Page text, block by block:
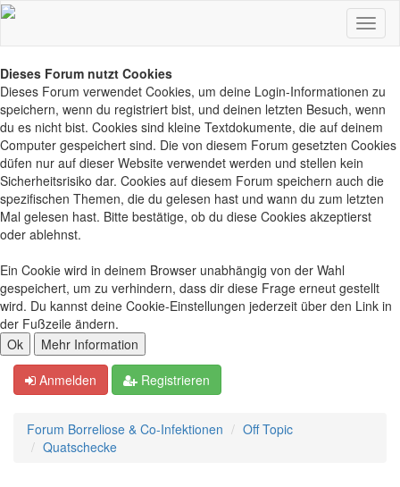
Dieses Forum nutzt Cookies
Dieses Forum verwendet Cookies, um deine Login-Informationen zu
speichern, wenn du registriert bist, und deinen letzten Besuch, wenn
du es nicht bist. Cookies sind kleine Textdokumente, die auf deinem
Computer gespeichert sind. Die von diesem Forum gesetzten Cookies
düfen nur auf dieser Website verwendet werden und stellen kein
Sicherheitsrisiko dar. Cookies auf diesem Forum speichern auch die
spezifischen Themen, die du gelesen hast und wann du zum letzten
Mal gelesen hast. Bitte bestätige, ob du diese Cookies akzeptierst
oder ablehnst.
Ein Cookie wird in deinem Browser unabhängig von der Wahl
gespeichert, um zu verhindern, dass dir diese Frage erneut gestellt
wird. Du kannst deine Cookie-Einstellungen jederzeit über den Link in
der Fußzeile ändern.
Anmelden Registrieren
Forum Borreliose & Co-Infektionen
Off Topic
Quatschecke